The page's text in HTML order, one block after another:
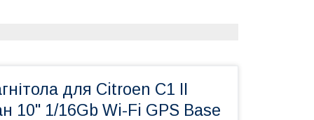
для Citroen C1 II
10" 1/16Gb Wi-Fi GPS Base